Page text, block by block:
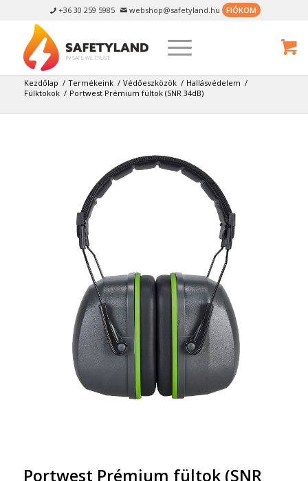
 +36 30 259 5985  webshop@safetyland.hu FIÓKOM
Kezdőlap / Termékeink / Védőeszközök / Hallásvédelem /
Fülktokok / Portwest Prémium fültok (SNR 34dB)
Portwest Prémium fültok (SNR